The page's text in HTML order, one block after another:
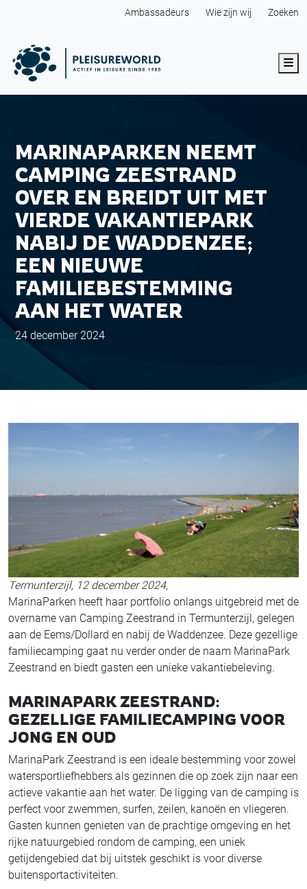
Ambassadeurs Wie zijn wij Zoeken
MARINAPARKEN NEEMT
CAMPING ZEESTRAND
OVER EN BREIDT UIT MET
VIERDE VAKANTIEPARK
NABIJ DE WADDENZEE;
EEN NIEUWE
FAMILIEBESTEMMING
AAN HET WATER
24 december 2024
Termunterzijl, 12 december 2024,
MarinaParken heeft haar portfolio onlangs uitgebreid met de
overname van Camping Zeestrand in Termunterzijl, gelegen
aan de Eems/Dollard en nabij de Waddenzee. Deze gezellige
familiecamping gaat nu verder onder de naam MarinaPark
Zeestrand en biedt gasten een unieke vakantiebeleving.
MARINAPARK ZEESTRAND:
GEZELLIGE FAMILIECAMPING VOOR
JONG EN OUD
MarinaPark Zeestrand is een ideale bestemming voor zowel
watersportliefhebbers als gezinnen die op zoek zijn naar een
actieve vakantie aan het water. De ligging van de camping is
perfect voor zwemmen, surfen, zeilen, kanoën en vliegeren.
Gasten kunnen genieten van de prachtige omgeving en het
rijke natuurgebied rondom de camping, een uniek
getijdengebied dat bij uitstek geschikt is voor diverse
buitensportactiviteiten.